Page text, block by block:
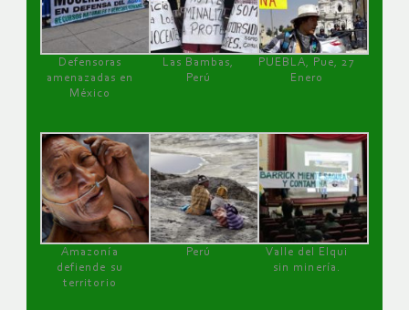
Defensoras
amenazadas en
México
Las Bambas,
Perú
PUEBLA, Pue, 27
Enero
Amazonía
defiende su
territorio
Perú
Valle del Elqui
sin minería.